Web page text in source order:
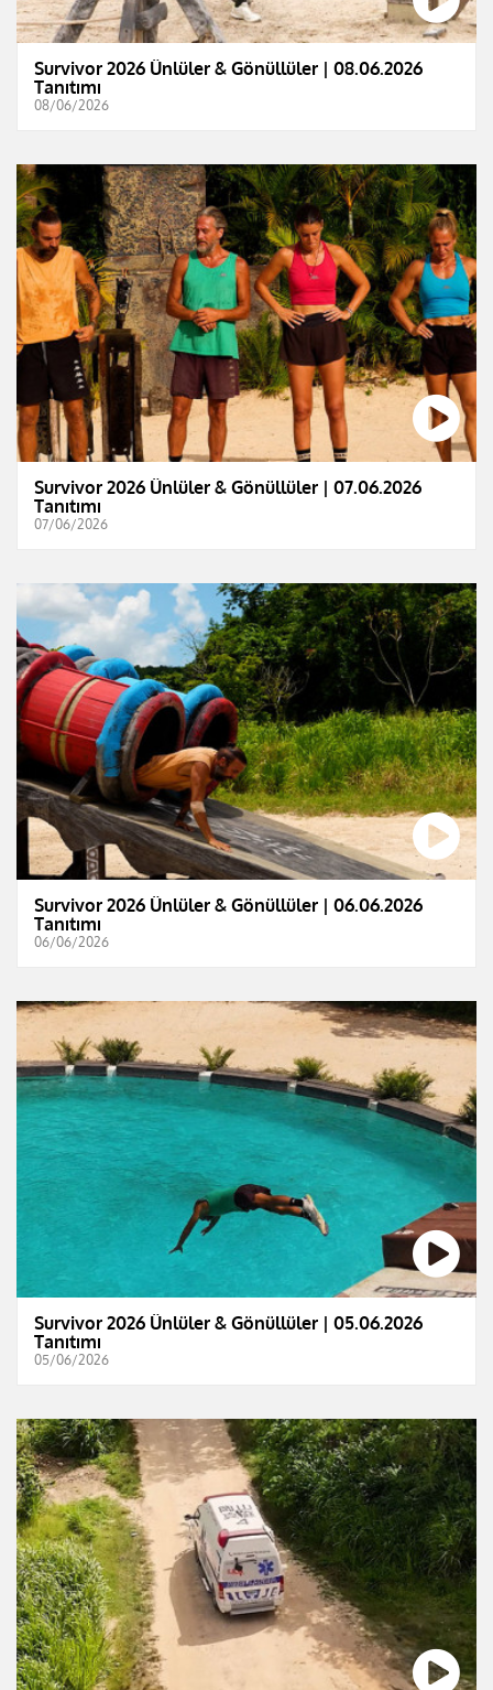
Survivor 2026 Ünlüler & Gönüllüler | 08.06.2026
Tanıtımı
08/06/2026
Survivor 2026 Ünlüler & Gönüllüler | 07.06.2026
Tanıtımı
07/06/2026
Survivor 2026 Ünlüler & Gönüllüler | 06.06.2026
Tanıtımı
06/06/2026
Survivor 2026 Ünlüler & Gönüllüler | 05.06.2026
Tanıtımı
05/06/2026